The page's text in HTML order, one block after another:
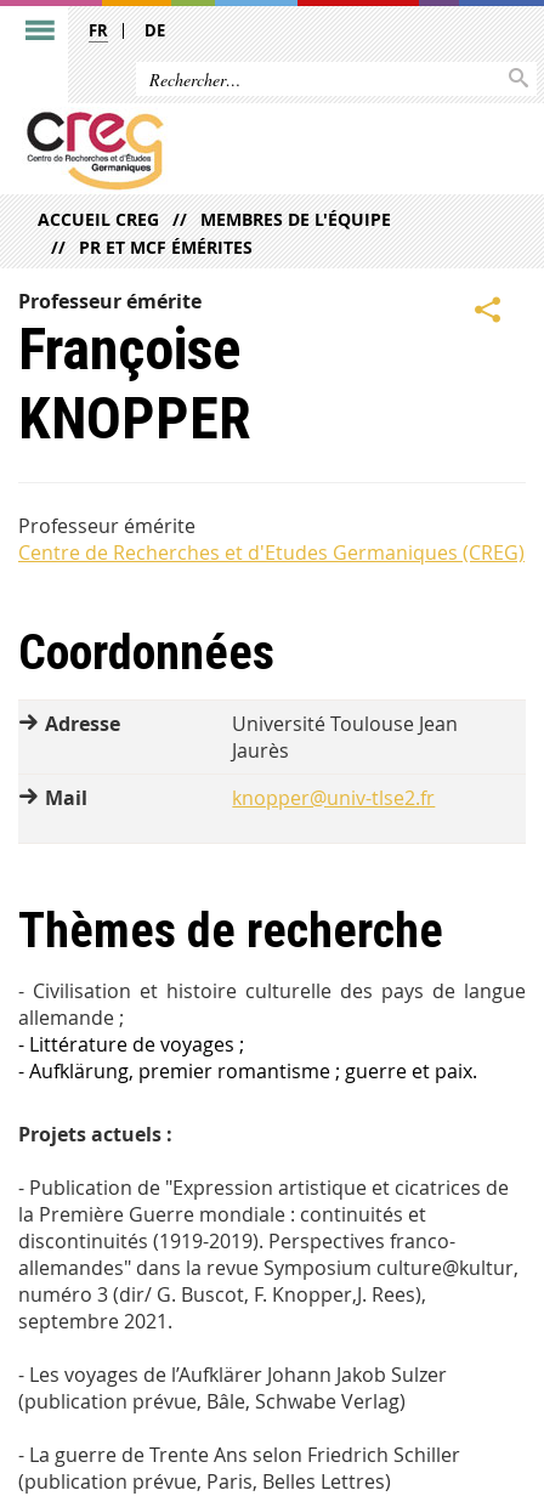
FR DE
ACCUEIL CREG
MEMBRES DE L'ÉQUIPE
PR ET MCF ÉMÉRITES
Professeur émérite
Françoise
KNOPPER
Professeur émérite
Centre de Recherches et d'Etudes Germaniques (CREG)
Coordonnées
Adresse
Université Toulouse Jean
Jaurès
Mail
knopper@univ-tlse2.fr
Thèmes de recherche
- Civilisation et histoire culturelle des pays de langue
allemande ;
- Littérature de voyages ;
- Aufklärung, premier romantisme ; guerre et paix.
Projets actuels :
- Publication de "Expression artistique et cicatrices de
la Première Guerre mondiale : continuités et
discontinuités (1919-2019). Perspectives franco-
allemandes" dans la revue Symposium culture@kultur,
numéro 3 (dir/ G. Buscot, F. Knopper,J. Rees),
septembre 2021.
- Les voyages de l’Aufklärer Johann Jakob Sulzer
(publication prévue, Bâle, Schwabe Verlag)
- La guerre de Trente Ans selon Friedrich Schiller
(publication prévue, Paris, Belles Lettres)